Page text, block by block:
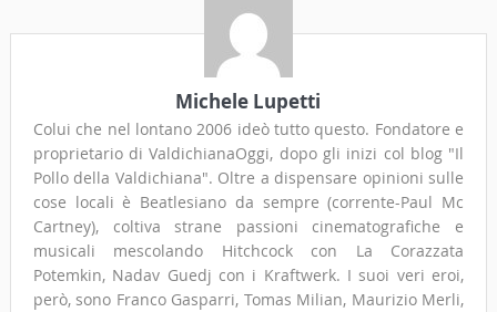
Michele Lupetti
Colui che nel lontano 2006 ideò tutto questo. Fondatore e
proprietario di ValdichianaOggi, dopo gli inizi col blog "Il
Pollo della Valdichiana". Oltre a dispensare opinioni sulle
cose locali è Beatlesiano da sempre (corrente-Paul Mc
Cartney), coltiva strane passioni cinematografiche e
musicali mescolando Hitchcock con La Corazzata
Potemkin, Nadav Guedj con i Kraftwerk. I suoi veri eroi,
però, sono Franco Gasparri, Tomas Milian, Maurizio Merli,